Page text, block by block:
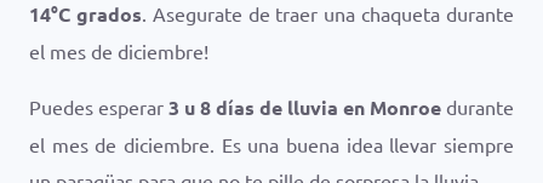
14°C grados. Asegurate de traer una chaqueta durante
el mes de diciembre!
Puedes esperar 3 u 8 días de lluvia en Monroe durante
el mes de diciembre. Es una buena idea llevar siempre